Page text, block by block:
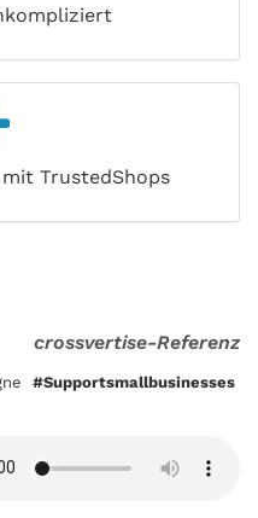
TrustedShops
crossvertise-Referenz
#Supportsmallbusinesses